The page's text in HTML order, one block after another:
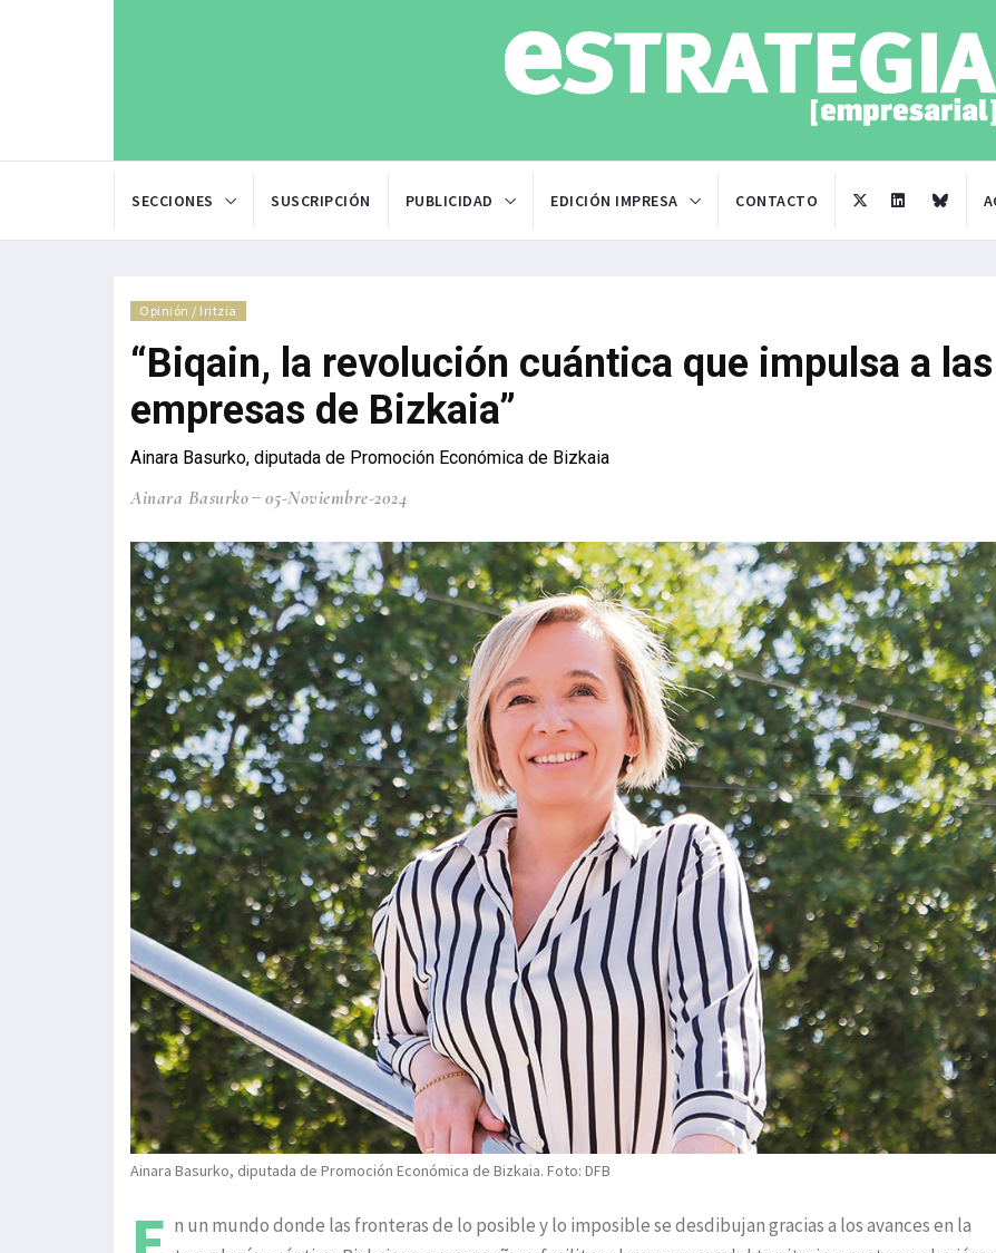
SECCIONES SUSCRIPCIÓN PUBLICIDAD EDICIÓN IMPRESA CONTACTO
Opinión / Iritzia
“Biqain, la revolución cuántica que impulsa a las
empresas de Bizkaia”
Ainara Basurko, diputada de Promoción Económica de Bizkaia
Ainara Basurko 05-Noviembre-2024
Ainara Basurko, diputada de Promoción Económica de Bizkaia. Foto: DFB
n un mundo donde las fronteras de lo posible y lo imposible se desdibujan gracias a los avances en la